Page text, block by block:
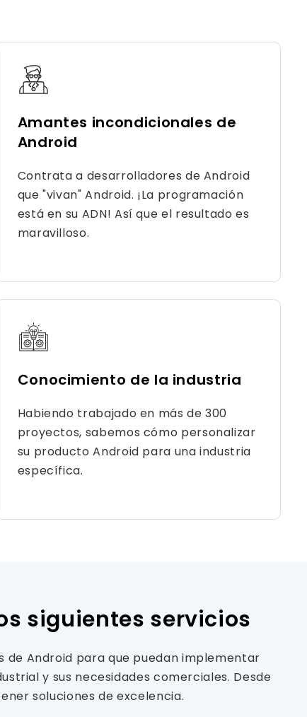
Amantes incondicionales de
Android
Contrata a desarrolladores de Android
que "vivan" Android. ¡La programación
está en su ADN! Así que el resultado es
maravilloso.
Conocimiento de la industria
Habiendo trabajado en más de 300
proyectos, sabemos cómo personalizar
su producto Android para una industria
específica.
siguientes servicios
de Android para que puedan implementar
y sus necesidades comerciales. Desde
soluciones de excelencia.